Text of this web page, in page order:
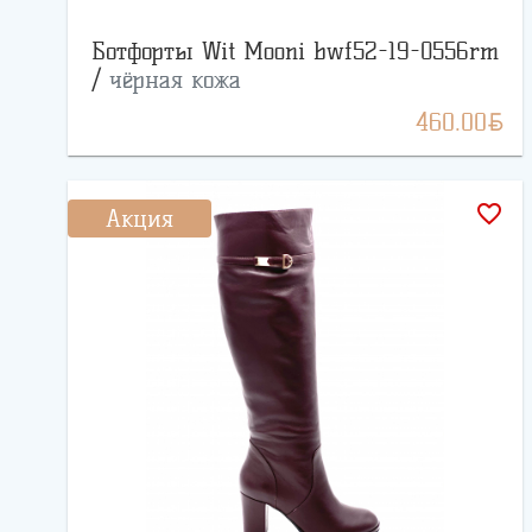
Ботфорты Wit Mooni bwf52-19-0556rm
/ чёрная кожа
460.00BYN
Акция favorite_border